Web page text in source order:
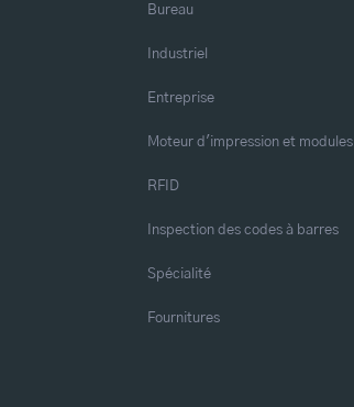
Bureau
Industriel
Entreprise
Moteur d'impression et modules
RFID
Inspection des codes à barres
Spécialité
Fournitures